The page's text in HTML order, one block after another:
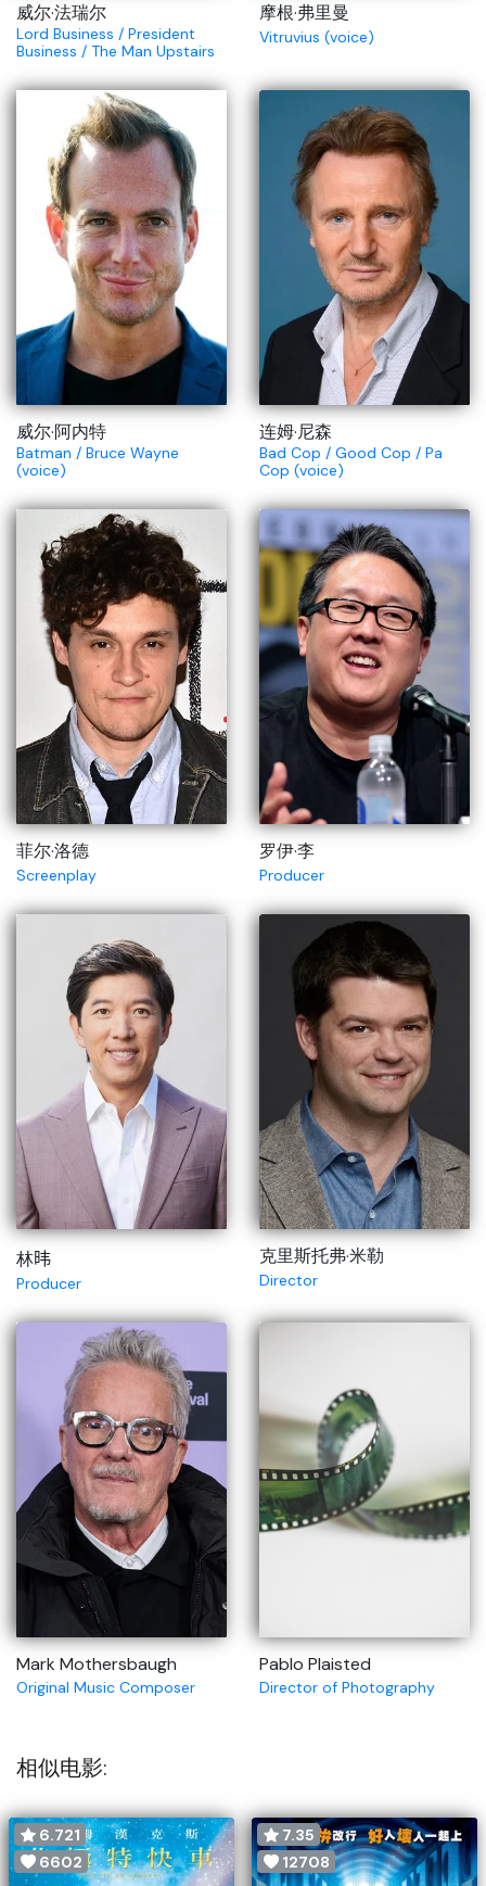
威尔·法瑞尔
Lord Business / President
Business / The Man Upstairs
摩根·弗里曼
Vitruvius (voice)
威尔·阿内特
Batman / Bruce Wayne
(voice)
连姆·尼森
Bad Cop / Good Cop / Pa
Cop (voice)
菲尔·洛德
Screenplay
罗伊·李
Producer
林𬀩
Producer
克里斯托弗·米勒
Director
Mark Mothersbaugh
Original Music Composer
Pablo Plaisted
Director of Photography
相似电影:
6.721
6602
7.35
12708